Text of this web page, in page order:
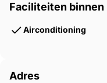
Faciliteiten binnen
Airconditioning
Adres